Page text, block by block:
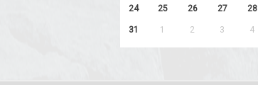
24 25 26 27 28
31 1 2 3 4